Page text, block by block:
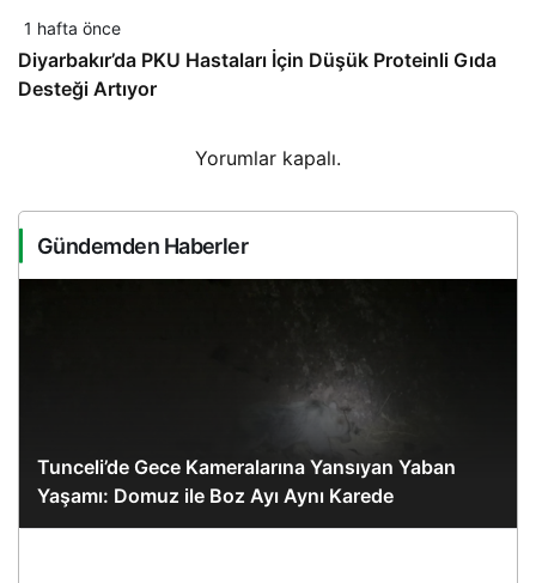
1 hafta önce
Diyarbakır’da PKU Hastaları İçin Düşük Proteinli Gıda
Desteği Artıyor
Yorumlar kapalı.
Gündemden Haberler
Tunceli’de Gece Kameralarına Yansıyan Yaban
Yaşamı: Domuz ile Boz Ayı Aynı Karede